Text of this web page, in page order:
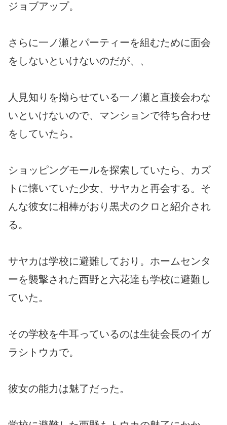
ジョブアップ。
さらに一ノ瀬とパーティーを組むために面会
をしないといけないのだが、、
人見知りを拗らせている一ノ瀬と直接会わな
いといけないので、マンションで待ち合わせ
をしていたら。
ショッピングモールを探索していたら、カズ
トに懐いていた少女、サヤカと再会する。そ
んな彼女に相棒がおり黒犬のクロと紹介され
る。
サヤカは学校に避難しており。ホームセンタ
ーを襲撃された西野と六花達も学校に避難し
ていた。
その学校を牛耳っているのは生徒会長のイガ
ラシトウカで。
彼女の能力は魅了だった。